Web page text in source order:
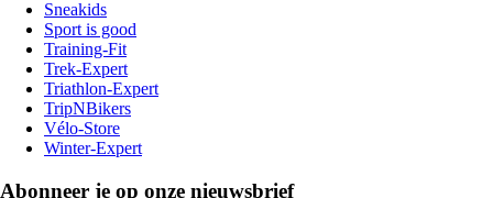
Sneakids
Sport is good
Training-Fit
Trek-Expert
Triathlon-Expert
TripNBikers
Vélo-Store
Winter-Expert
Abonneer je op onze nieuwsbrief